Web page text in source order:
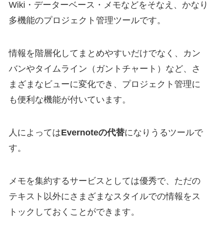
Wiki・データーベース・メモなどをそなえ、かなり
多機能のプロジェクト管理ツールです。
情報を階層化してまとめやすいだけでなく、カン
バンやタイムライン（ガントチャート）など、さ
まざまなビューに変化でき、プロジェクト管理に
も便利な機能が付いています。
人によってはEvernoteの代替になりうるツールで
す。
メモを集約するサービスとしては優秀で、ただの
テキスト以外にさまざまなスタイルでの情報をス
トックしておくことができます。